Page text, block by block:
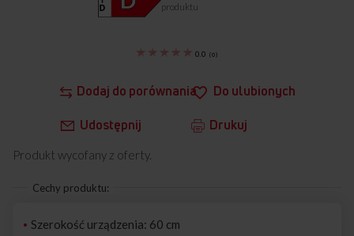
Dodaj do porównania Do ulubionych
Udostępnij Drukuj
0.0 (0)
produktu
Produkt wycofany z oferty.
Cechy produktu:
Szerokość urządzenia: 60 cm